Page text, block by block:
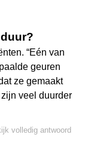
“Eén van
geuren
ze gemaakt
veel duurder
volledig antwoord